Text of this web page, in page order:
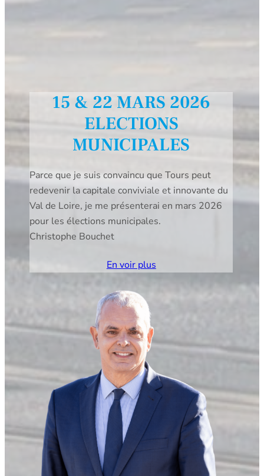
15 & 22 MARS 2026
ELECTIONS
MUNICIPALES
Parce que je suis convaincu que Tours peut
redevenir la capitale conviviale et innovante du
Val de Loire, je me présenterai en mars 2026
pour les élections municipales.
Christophe Bouchet
En voir plus